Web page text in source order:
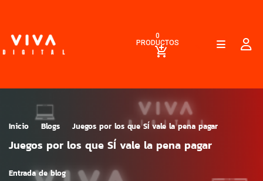
0
PRODUCTOS
Inicio Blogs Juegos por los que SÍ vale la pena pagar
Juegos por los que SÍ vale la pena pagar
Entrada de blog